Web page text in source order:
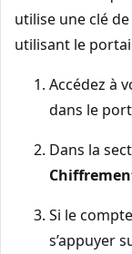
utilise une clé
utilisant le
Accédez à
dans le
Dans la
Si le
s’appuyer